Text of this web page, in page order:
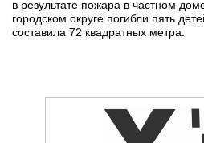
в результате пожара в частном
городском округе погибли пять
составила 72 квадратных метра.